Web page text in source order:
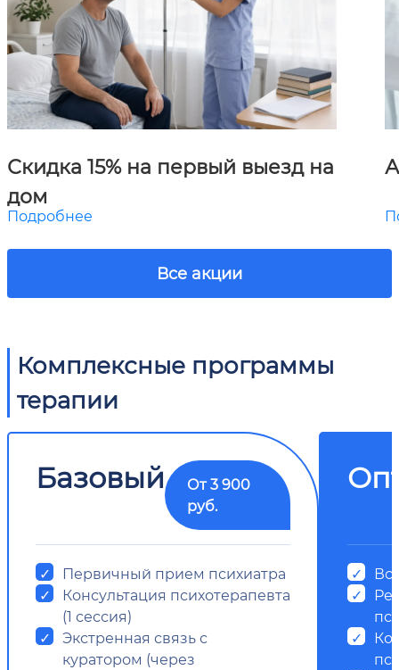
Скидка 15% на первый выезд на
дом
Подробнее
Все акции
Комплексные программы
терапии
Базовый
От 3 900
руб.
Первичный прием психиатра
Консультация психотерапевта
(1 сессия)
Экстренная связь с
куратором (через